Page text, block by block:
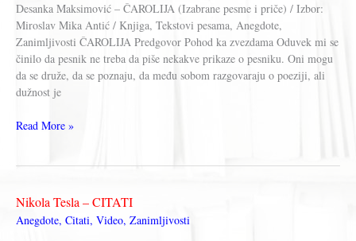
Desanka Maksimović – ČAROLIJA (Izabrane pesme i priče) / Izbor:
Miroslav Mika Antić / Knjiga, Tekstovi pesama, Anegdote,
Zanimljivosti ČAROLIJA Predgovor Pohod ka zvezdama Oduvek mi se
činilo da pesnik ne treba da piše nekakve prikaze o pesniku. Oni mogu
da se druže, da se poznaju, da među sobom razgovaraju o poeziji, ali
dužnost je
Desanka
pesme
i
Read More »
Nikola Tesla – CITATI
Anegdote, Citati, Video, Zanimljivosti